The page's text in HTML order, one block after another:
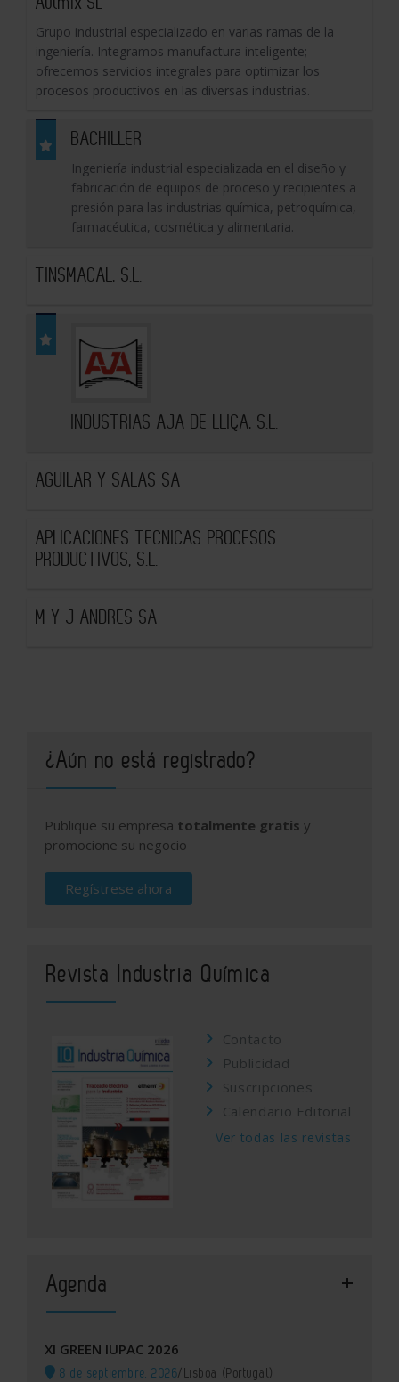
Grupo industrial especializado en varias ramas de la
ingeniería. Integramos manufactura inteligente;
ofrecemos servicios integrales para optimizar los
procesos productivos en las diversas industrias.
BACHILLER
Ingeniería industrial especializada en el diseño y
fabricación de equipos de proceso y recipientes a
presión para las industrias química, petroquímica,
farmacéutica, cosmética y alimentaria.
TINSMACAL, S.L.
INDUSTRIAS AJA DE LLIÇA, S.L.
AGUILAR Y SALAS SA
APLICACIONES TECNICAS PROCESOS
PRODUCTIVOS, S.L.
M Y J ANDRES SA
¿Aún no está registrado?
Publique su empresa totalmente gratis y
promocione su negocio
Regístrese ahora
Revista Industria Química
Contacto
Publicidad
Suscripciones
Calendario Editorial
Ver todas las revistas
Agenda
XI GREEN IUPAC 2026
8 de septiembre, 2026/Lisboa (Portugal)